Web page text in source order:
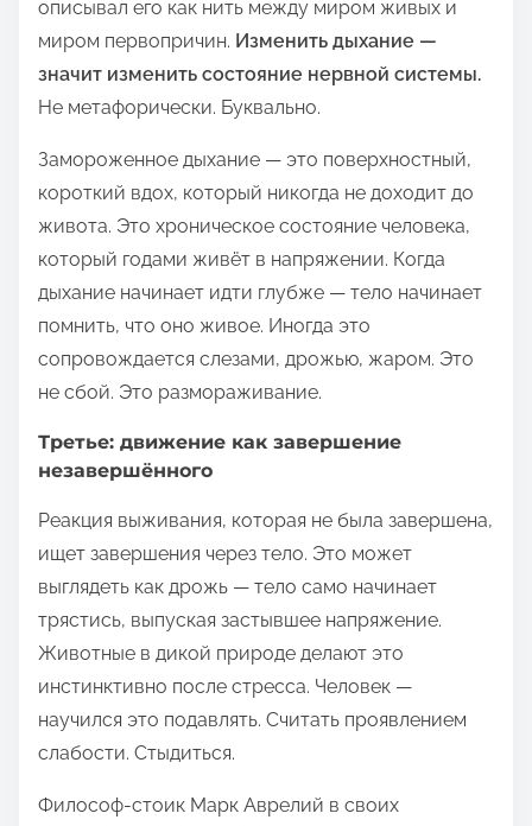
описывал его как нить между миром живых и
миром первопричин. Изменить дыхание —
значит изменить состояние нервной системы.
Не метафорически. Буквально.
Замороженное дыхание — это поверхностный,
короткий вдох, который никогда не доходит до
живота. Это хроническое состояние человека,
который годами живёт в напряжении. Когда
дыхание начинает идти глубже — тело начинает
помнить, что оно живое. Иногда это
сопровождается слезами, дрожью, жаром. Это
не сбой. Это размораживание.
Третье: движение как завершение
незавершённого
Реакция выживания, которая не была завершена,
ищет завершения через тело. Это может
выглядеть как дрожь — тело само начинает
трястись, выпуская застывшее напряжение.
Животные в дикой природе делают это
инстинктивно после стресса. Человек —
научился это подавлять. Считать проявлением
слабости. Стыдиться.
Философ-стоик Марк Аврелий в своих